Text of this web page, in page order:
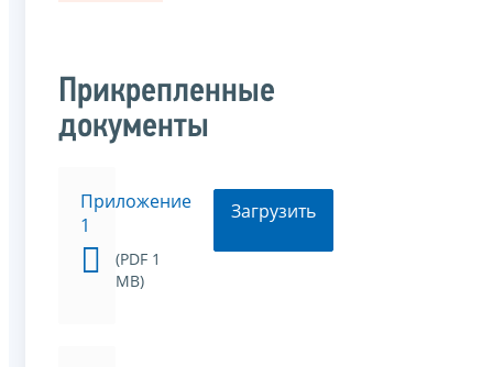
Прикрепленные
документы
Приложение
1
(PDF 1
MB)
Загрузить